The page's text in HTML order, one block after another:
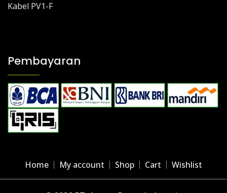
Kabel PV1-F
Pembayaran
Home My account Shop Cart Wishlist